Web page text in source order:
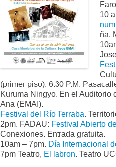
10
ña,
(primer piso). 6:30 P.M.
Kuruma Ningyo. En el Auditorio
Ana (EMAI).
Festival del Río Terraba.
2pm. FADAU: Festival Abierto
Conexiones. Entrada gratuita.
10am – 7pm. Día Internacional
7pm Teatro, El labron. Teatro